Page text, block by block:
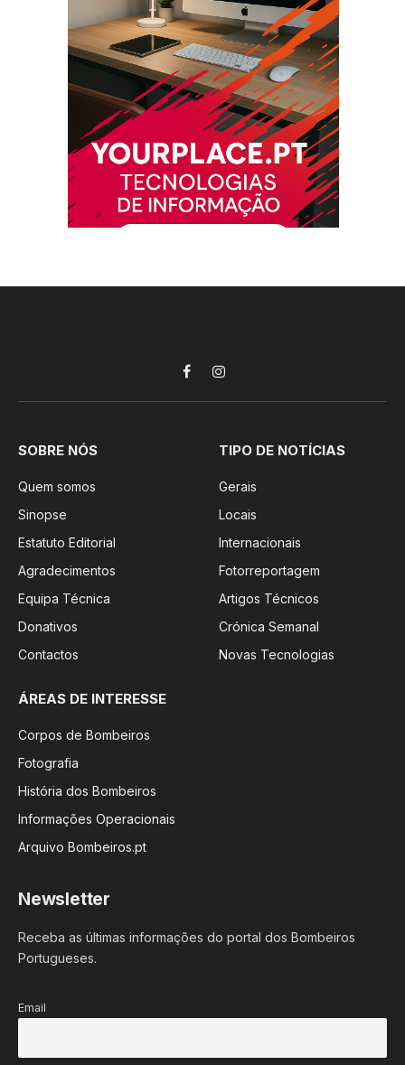
FacebookInstagram
SOBRE NÓS
Quem somos
Sinopse
Estatuto Editorial
Agradecimentos
Equipa Técnica
Donativos
Contactos
TIPO DE NOTÍCIAS
Gerais
Locais
Internacionais
Fotorreportagem
Artigos Técnicos
Crónica Semanal
Novas Tecnologias
ÁREAS DE INTERESSE
Corpos de Bombeiros
Fotografia
História dos Bombeiros
Informações Operacionais
Arquivo Bombeiros.pt
Newsletter
Receba as últimas informações do portal dos Bombeiros
Portugueses.
Email